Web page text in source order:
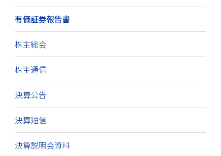
有価証券報告書
株主総会
株主通信
決算公告
決算短信
決算説明会資料